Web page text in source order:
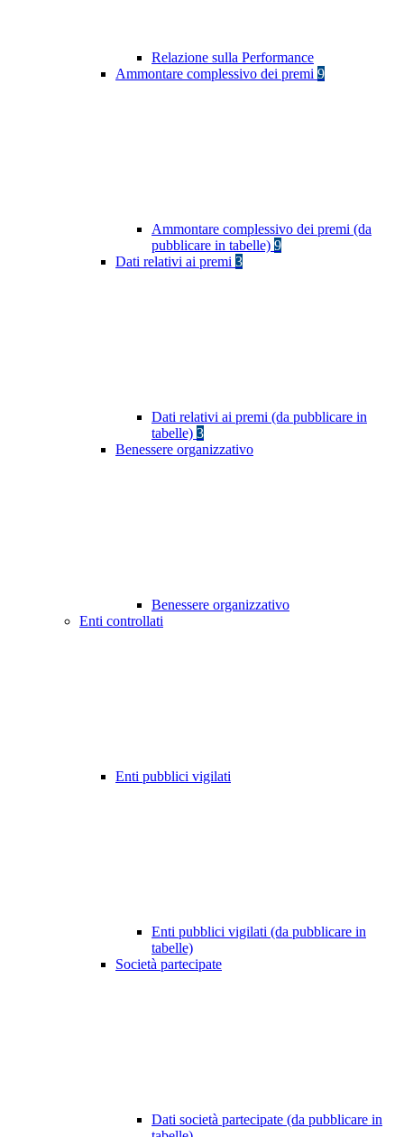
Relazione sulla Performance
Ammontare complessivo dei premi 9
Ammontare complessivo dei premi (da
pubblicare in tabelle) 9
Dati relativi ai premi 3
Dati relativi ai premi (da pubblicare in
tabelle) 3
Benessere organizzativo
Benessere organizzativo
Enti controllati
Enti pubblici vigilati
Enti pubblici vigilati (da pubblicare in
tabelle)
Società partecipate
Dati società partecipate (da pubblicare in